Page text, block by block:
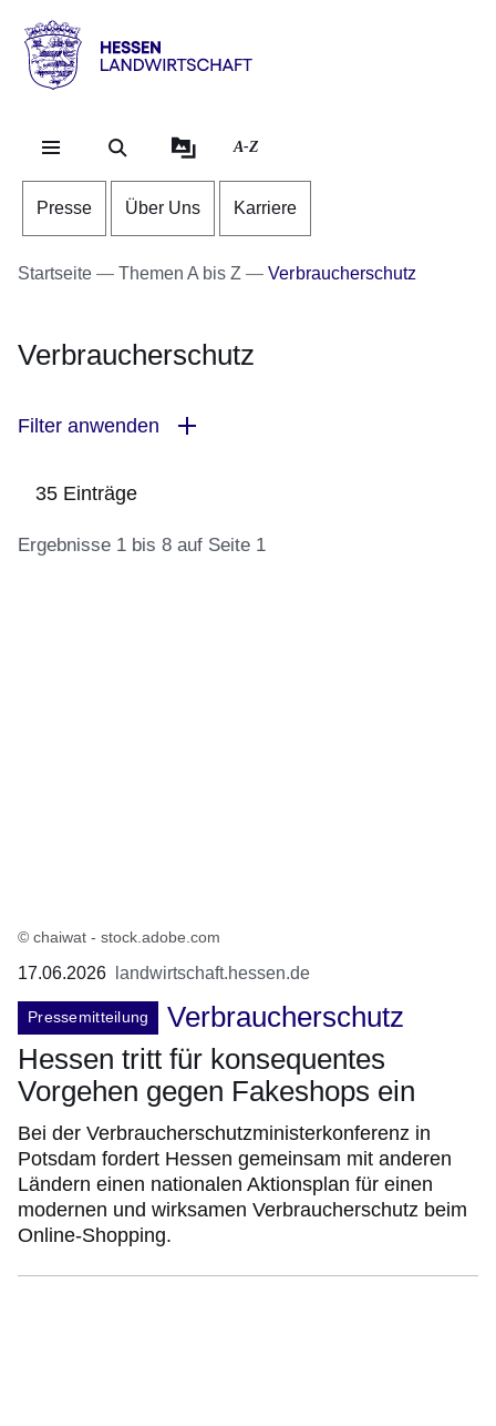
Hessen
Landwirtschaft
A-Z
Presse Über Uns Karriere
Startseite Themen A bis Z Verbraucherschutz
Verbraucherschutz
Filter anwenden
35 Einträge
Ergebnisse 1 bis 8 auf Seite 1
© chaiwat - stock.adobe.com
17.06.2026 landwirtschaft.hessen.de
Pressemitteilung
Verbraucherschutz
Hessen tritt für konsequentes
Vorgehen gegen Fakeshops ein
Bei der Verbraucherschutzministerkonferenz in
Potsdam fordert Hessen gemeinsam mit anderen
Ländern einen nationalen Aktionsplan für einen
modernen und wirksamen Verbraucherschutz beim
Online-Shopping.